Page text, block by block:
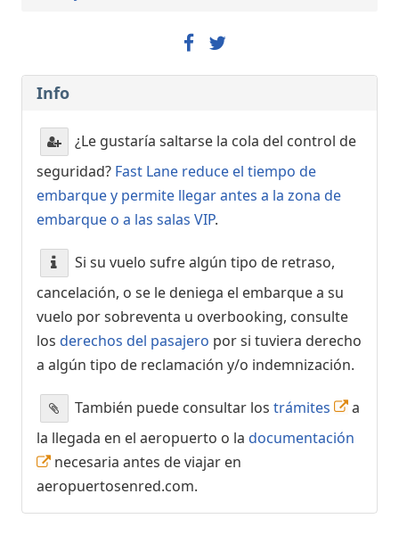
Info
¿Le gustaría saltarse la cola del control de
seguridad? Fast Lane reduce el tiempo de
embarque y permite llegar antes a la zona de
embarque o a las salas VIP.
Si su vuelo sufre algún tipo de retraso,
cancelación, o se le deniega el embarque a su
vuelo por sobreventa u overbooking, consulte
los derechos del pasajero por si tuviera derecho
a algún tipo de reclamación y/o indemnización.
También puede consultar los trámites
a
la llegada en el aeropuerto o la documentación
necesaria antes de viajar en
aeropuertosenred.com.